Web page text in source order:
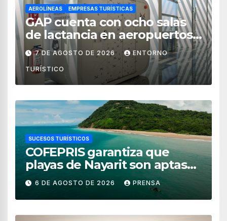
AEROLÍNEAS EMPRESAS TURÍSTICAS
GAP cuenta con ocho salas
de lactancia en aeropuertos
de México
7 DE AGOSTO DE 2026 ENTORNO
TURÍSTICO
SUCESOS TURÍSTICOS
COFEPRIS garantiza que
playas de Nayarit son aptas
para uso recreativo
6 DE AGOSTO DE 2026 PRENSA